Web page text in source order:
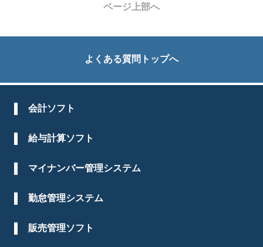
ページ上部へ
よくある質問トップへ
会計ソフト
給与計算ソフト
マイナンバー管理システム
勤怠管理システム
販売管理ソフト